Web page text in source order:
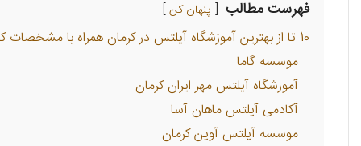
فهرست مطالب پنهان کن
10 تا از بهترین آموزشگاه آیلتس در کرمان همراه با مشخصات کامل
موسسه گاما
آموزشگاه آیلتس مهر ایران کرمان
آکادمی آیلتس ماهان آسا
موسسه آیلتس آوین کرمان